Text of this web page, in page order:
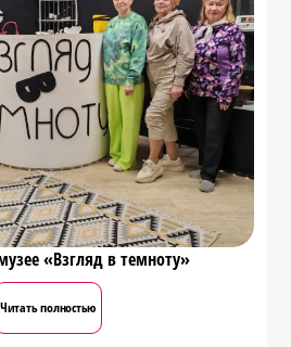
«Взгляд в темноту»
Читать полностью